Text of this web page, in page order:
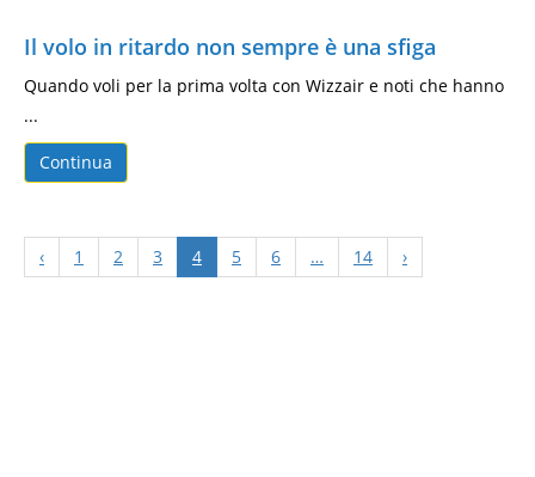
Il volo in ritardo non sempre è una sfiga
Quando voli per la prima volta con Wizzair e noti che hanno
...
Continua
‹ 1 2 3 4 5 6 … 14 ›